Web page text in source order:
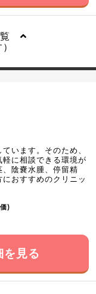
覧
います。そのため、
に相談できる環境が
陰嚢水腫、停留精
おすすめのクリニッ
)
を見る